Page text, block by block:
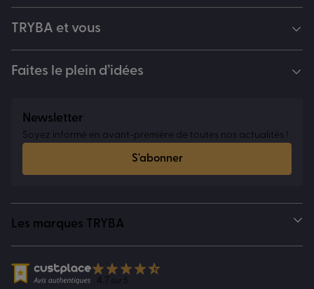
TRYBA et vous
Faites le plein d’idées
Newsletter
Soyez informé en avant-première de toutes nos actualités !
S'abonner
Les marques TRYBA
4.7 sur 5